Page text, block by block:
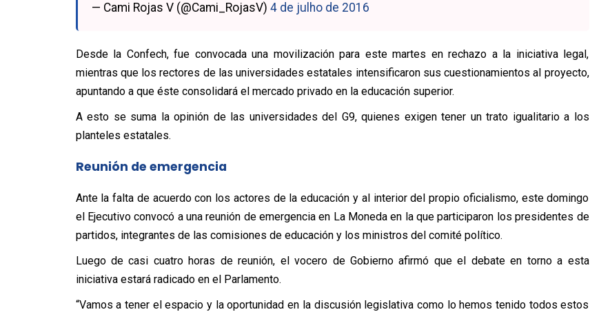
— Cami Rojas V (@Cami_RojasV) 4 de julho de 2016
Desde la Confech, fue convocada una movilización para este martes en rechazo a la iniciativa legal,
mientras que los rectores de las universidades estatales intensificaron sus cuestionamientos al proyecto,
apuntando a que éste consolidará el mercado privado en la educación superior.
A esto se suma la opinión de las universidades del G9, quienes exigen tener un trato igualitario a los
planteles estatales.
Reunión de emergencia
Ante la falta de acuerdo con los actores de la educación y al interior del propio oficialismo, este domingo
el Ejecutivo convocó a una reunión de emergencia en La Moneda en la que participaron los presidentes de
partidos, integrantes de las comisiones de educación y los ministros del comité político.
Luego de casi cuatro horas de reunión, el vocero de Gobierno afirmó que el debate en torno a esta
iniciativa estará radicado en el Parlamento.
“Vamos a tener el espacio y la oportunidad en la discusión legislativa como lo hemos tenido todos estos